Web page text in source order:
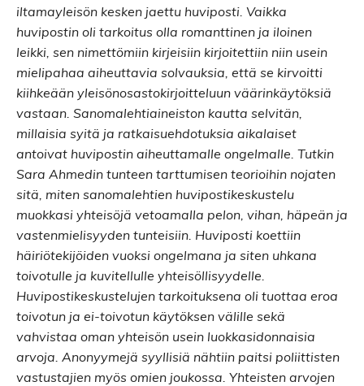
iltamayleisön kesken jaettu huviposti. Vaikka
huvipostin oli tarkoitus olla romanttinen ja iloinen
leikki, sen nimettömiin kirjeisiin kirjoitettiin niin usein
mielipahaa aiheuttavia solvauksia, että se kirvoitti
kiihkeään yleisönosastokirjoitteluun väärinkäytöksiä
vastaan. Sanomalehtiaineiston kautta selvitän,
millaisia syitä ja ratkaisuehdotuksia aikalaiset
antoivat huvipostin aiheuttamalle ongelmalle. Tutkin
Sara Ahmedin tunteen tarttumisen teorioihin nojaten
sitä, miten sanomalehtien huvipostikeskustelu
muokkasi yhteisöjä vetoamalla pelon, vihan, häpeän ja
vastenmielisyyden tunteisiin. Huviposti koettiin
häiriötekijöiden vuoksi ongelmana ja siten uhkana
toivotulle ja kuvitellulle yhteisöllisyydelle.
Huvipostikeskustelujen tarkoituksena oli tuottaa eroa
toivotun ja ei-toivotun käytöksen välille sekä
vahvistaa oman yhteisön usein luokkasidonnaisia
arvoja. Anonyymejä syyllisiä nähtiin paitsi poliittisten
vastustajien myös omien joukossa. Yhteisten arvojen